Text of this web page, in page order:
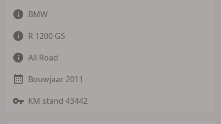
BMW
R 1200 GS
All Road
Bouwjaar 2011
KM stand 43442